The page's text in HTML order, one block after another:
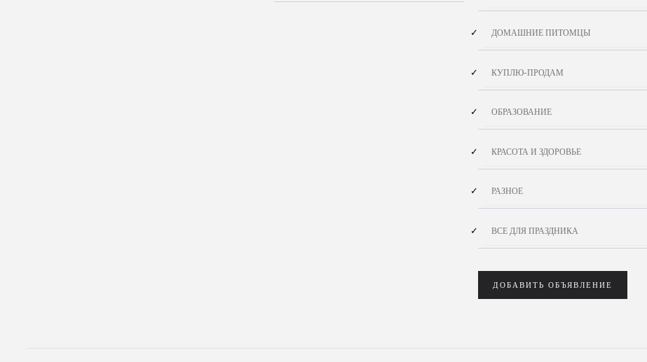
ДОМАШНИЕ ПИТОМЦЫ
КУПЛЮ-ПРОДАМ
ОБРАЗОВАНИЕ
КРАСОТА И ЗДОРОВЬЕ
РАЗНОЕ
ВСЕ ДЛЯ ПРАЗДНИКА
ДОБАВИТЬ ОБЪЯВЛЕНИЕ